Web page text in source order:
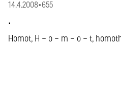
14.4.2008•655
.
Homot, H – o – m – o – t,